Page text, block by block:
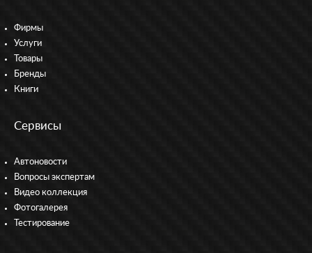
Фирмы
Услуги
Товары
Бренды
Книги
Сервисы
Автоновости
Вопросы экспертам
Видео коллекция
Фотогалерея
Тестирование